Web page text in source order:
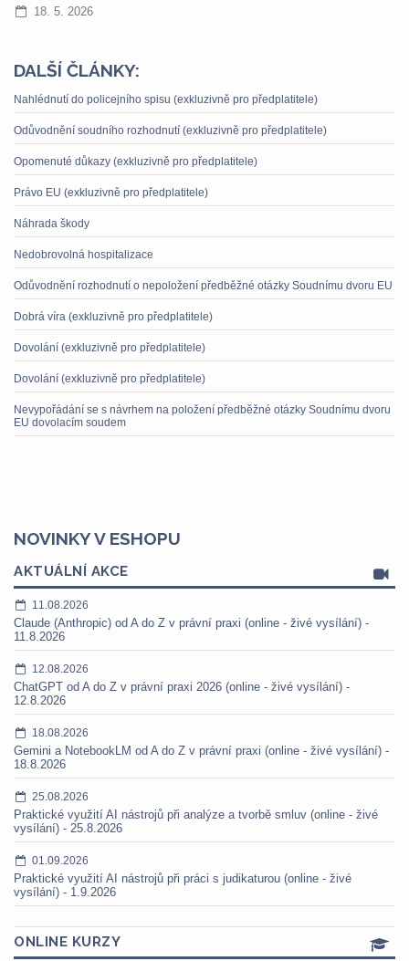
18. 5. 2026
DALŠÍ ČLÁNKY:
Nahlédnutí do policejního spisu (exkluzivně pro předplatitele)
Odůvodnění soudního rozhodnutí (exkluzivně pro předplatitele)
Opomenuté důkazy (exkluzivně pro předplatitele)
Právo EU (exkluzivně pro předplatitele)
Náhrada škody
Nedobrovolná hospitalizace
Odůvodnění rozhodnutí o nepoložení předběžné otázky Soudnímu dvoru EU
Dobrá víra (exkluzivně pro předplatitele)
Dovolání (exkluzivně pro předplatitele)
Dovolání (exkluzivně pro předplatitele)
Nevypořádání se s návrhem na položení předběžné otázky Soudnímu dvoru
EU dovolacím soudem
NOVINKY V ESHOPU
AKTUÁLNÍ AKCE
11.08.2026
Claude (Anthropic) od A do Z v právní praxi (online - živé vysílání) -
11.8.2026
12.08.2026
ChatGPT od A do Z v právní praxi 2026 (online - živé vysílání) -
12.8.2026
18.08.2026
Gemini a NotebookLM od A do Z v právní praxi (online - živé vysílání) -
18.8.2026
25.08.2026
Praktické využití AI nástrojů při analýze a tvorbě smluv (online - živé
vysílání) - 25.8.2026
01.09.2026
Praktické využití AI nástrojů při práci s judikaturou (online - živé
vysílání) - 1.9.2026
ONLINE KURZY